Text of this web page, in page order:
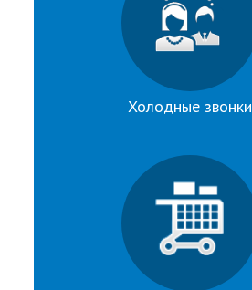
Холодные звонки